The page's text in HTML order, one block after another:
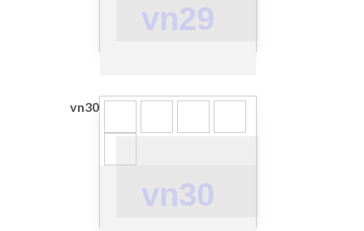
vn29
vn30
vn30